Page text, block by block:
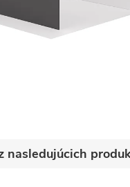
nasledujúcich